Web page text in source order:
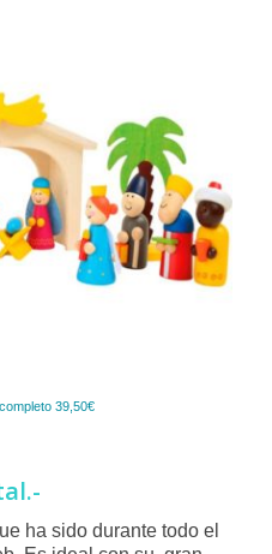
39,50€
ha sido durante todo el